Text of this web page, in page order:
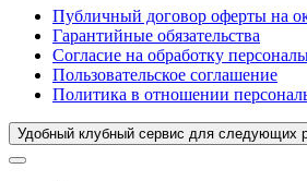
Публичный договор оферты на
Гарантийные обязательства
Согласие на обработку
Пользовательское соглашение
Политика в отношении
Удобный клубный сервис для следующих